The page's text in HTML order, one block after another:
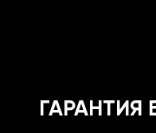
ГАРАНТИЯ